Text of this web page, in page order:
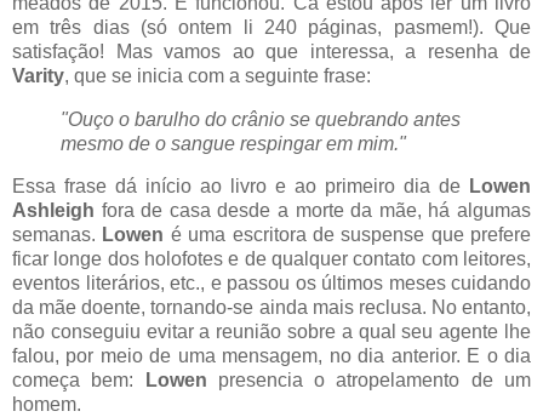
em três dias (só ontem li 240 páginas, pasmem!). Que
satisfação! Mas vamos ao que interessa, a resenha de
Varity, que se inicia com a seguinte frase:
"Ouço o barulho do crânio se quebrando antes
mesmo de o sangue respingar em mim."
Essa frase dá início ao livro e ao primeiro dia de Lowen
Ashleigh fora de casa desde a morte da mãe, há algumas
semanas. Lowen é uma escritora de suspense que prefere
ficar longe dos holofotes e de qualquer contato com leitores,
eventos literários, etc., e passou os últimos meses cuidando
da mãe doente, tornando-se ainda mais reclusa. No entanto,
não conseguiu evitar a reunião sobre a qual seu agente lhe
falou, por meio de uma mensagem, no dia anterior. E o dia
começa bem:
Lowen presencia o atropelamento de um
homem.